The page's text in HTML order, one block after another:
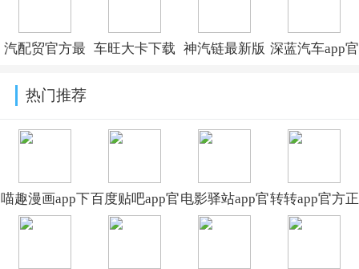
汽配贸官方最 车旺大卡下载 神汽链最新版 深蓝汽车app官
热门推荐
喵趣漫画app下
载小说免费安
百度贴吧app官
方下载
电影驿站app官
方最新版本免
转转app官方正
版下载2026最